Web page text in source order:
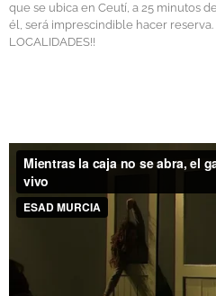
que se ubica en Ceutí, a 25 minutos
él, será imprescindible hacer reserva.
LOCALIDADES!!